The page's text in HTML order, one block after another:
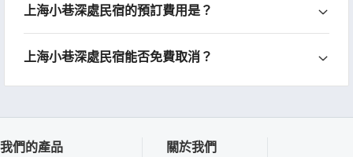
上海小巷深處民宿的預訂費用是？
上海小巷深處民宿能否免費取消？
我們的產品 關於我們